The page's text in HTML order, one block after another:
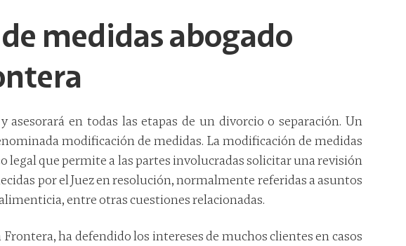
medidas abogado
asesorará en todas las etapas de un divorcio o separación. Un
modificación de medidas. La modificación de medidas
legal que permite a las partes involucradas solicitar una revisión
por el Juez en resolución, normalmente referidas a asuntos
entre otras cuestiones relacionadas.
Frontera, ha defendido los intereses de muchos clientes en casos